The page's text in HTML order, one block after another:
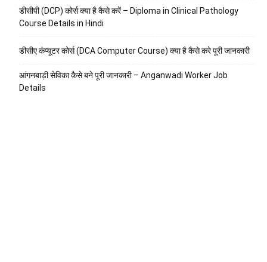
डीसीपी (DCP) कोर्स क्या है कैसे करें – Diploma in Clinical Pathology
Course Details in Hindi
डीसीए कंप्यूटर कोर्स (DCA Computer Course) क्या है कैसे करे पूरी जानकारी
आंगनबाड़ी सेविका कैसे बने पूरी जानकारी – Anganwadi Worker Job
Details